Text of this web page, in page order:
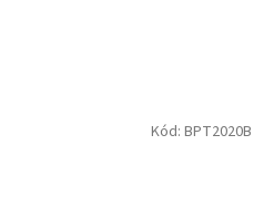
Kód: BPT2020B